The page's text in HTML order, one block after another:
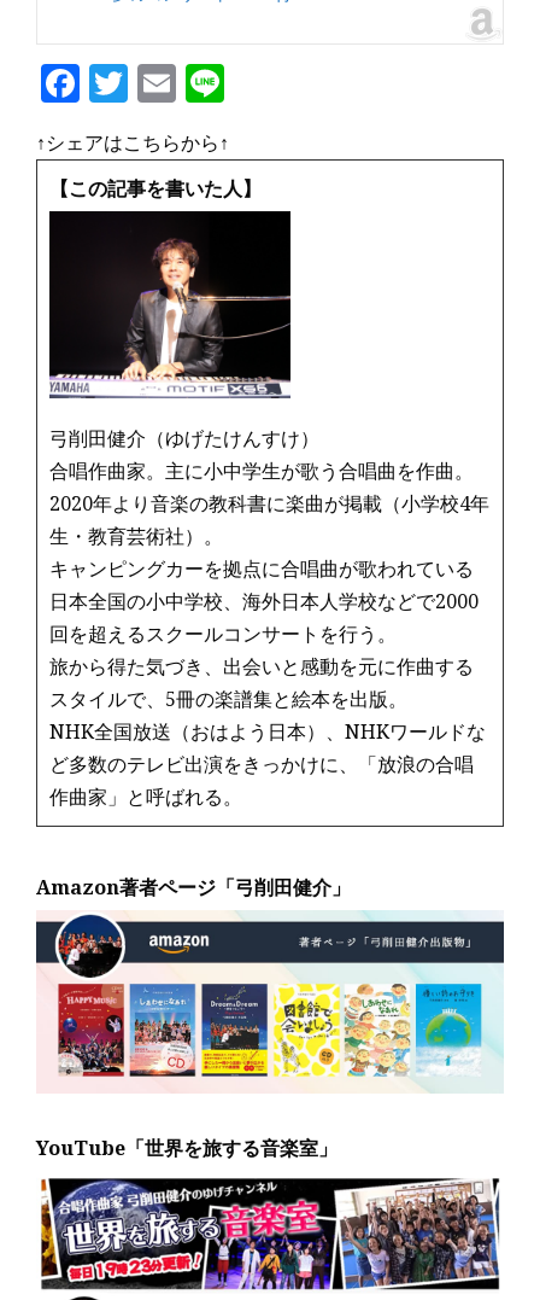
F
c
e
T
w
it
te
E
m
ai
l
e
↑シェアはこちらから↑
【この記事を書いた人】
弓削田健介（ゆげたけんすけ）
合唱作曲家。主に小中学生が歌う合唱曲を作曲。
2020年より音楽の教科書に楽曲が掲載（小学校4年
生・教育芸術社）。
キャンピングカーを拠点に合唱曲が歌われている
日本全国の小中学校、海外日本人学校などで2000
回を超えるスクールコンサートを行う。
旅から得た気づき、出会いと感動を元に作曲する
スタイルで、5冊の楽譜集と絵本を出版。
NHK全国放送（おはよう日本）、NHKワールドな
ど多数のテレビ出演をきっかけに、「放浪の合唱
作曲家」と呼ばれる。
Amazon著者ページ「弓削田健介」
YouTube「世界を旅する音楽室」